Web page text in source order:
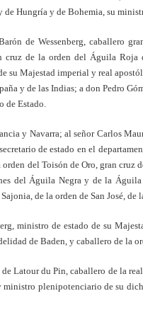
de Hungría y de Bohemia, su
de Wessenberg, caballero
cruz de la orden del Águila Roja
su Majestad imperial y real
y de las Indias; a don Pedro
de Estado.
y Navarra; al señor Carlos
de estado en el
del Toisón de Oro, gran cruz
del Águila Negra y de la
de la orden de San José, de
ministro de estado de su
de Baden, y caballero de la
Latour du Pin, caballero de la
plenipotenciario de su